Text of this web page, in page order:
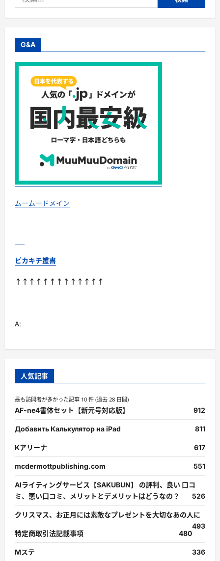
ａ
ｅ
ｖ
ｒ・
自
宅
で
る
炭
酸
水
に
つ
て
さ
に
読
索:
G&A
ムームードメイン
ピカキチ叢書
↑↑↑↑↑↑↑↑↑↑↑↑↑
A:
人気記事
最も訪問者が多かった記事 10 件 (過去 28 日間)
AF-ne4書体セット【新元号対応版】 912
Добавить Калькулятор на iPad 811
Kアリーナ 617
mcdermottpublishing.com 551
AIライティングサービス【SAKUBUN】 の評判、良い 口コ
ミ、悪い口コミ、メリットとデメリットはどうなの？
526
クリスマス、お正月には素敵なプレゼントを大切なあの人に
493
特定商取引法記載事項
480
Mステ 336